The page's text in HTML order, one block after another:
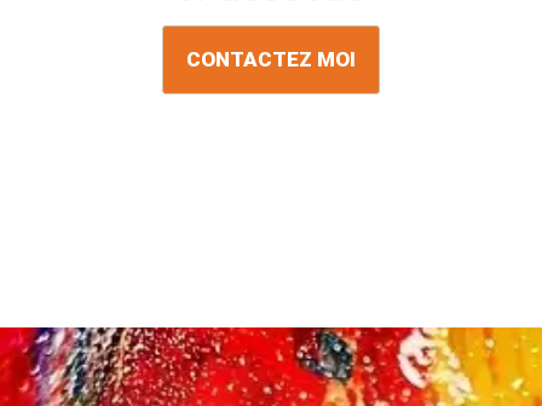
m
CONTACTEZ MOI